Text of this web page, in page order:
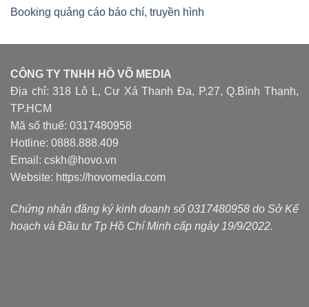
Booking quảng cáo báo chí, truyền hình
CÔNG TY TNHH HỒ VÕ MEDIA
Địa chỉ: 318 Lô L, Cư Xá Thanh Đa, P.27, Q.Bình Thạnh,
TP.HCM
Mã số thuế: 0317480958
Hotline: 0888.888.409
Email: cskh@hovo.vn
Website: https://hovomedia.com
Chứng nhận đăng ký kinh doanh số 0317480958 do Sở Kế
hoạch và Đầu tư Tp Hồ Chí Minh cấp ngày 19/9/2022.